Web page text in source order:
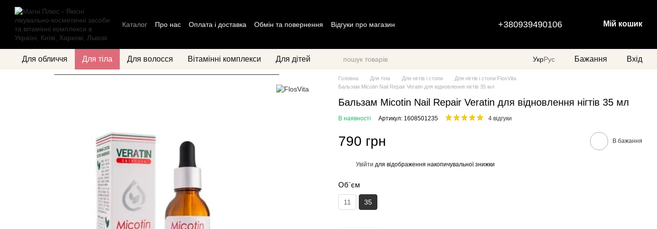
Перейти до основного контенту
Каталог Про нас Оплата і доставка Обмін та повернення
Відгуки про магазин
+380939490106 Мій кошик
Для обличчя Для тіла Для волосся Вітамінні комплекси Для дітей УкрРус Бажання Вхід
Головна Для тіла Для нігтів і стопи
Для нігтів і стопи FlosVita
Бальзам Micotin Nail Repair Veratin для відновлення нігтів 35 мл
Бальзам Micotin Nail Repair Veratin для відновлення нігтів 35 мл
В наявності Артикул: 1608501235 4 відгуки
790 грн В бажання
Увійти для відображення накопичувальної знижки
Об`єм
11 35